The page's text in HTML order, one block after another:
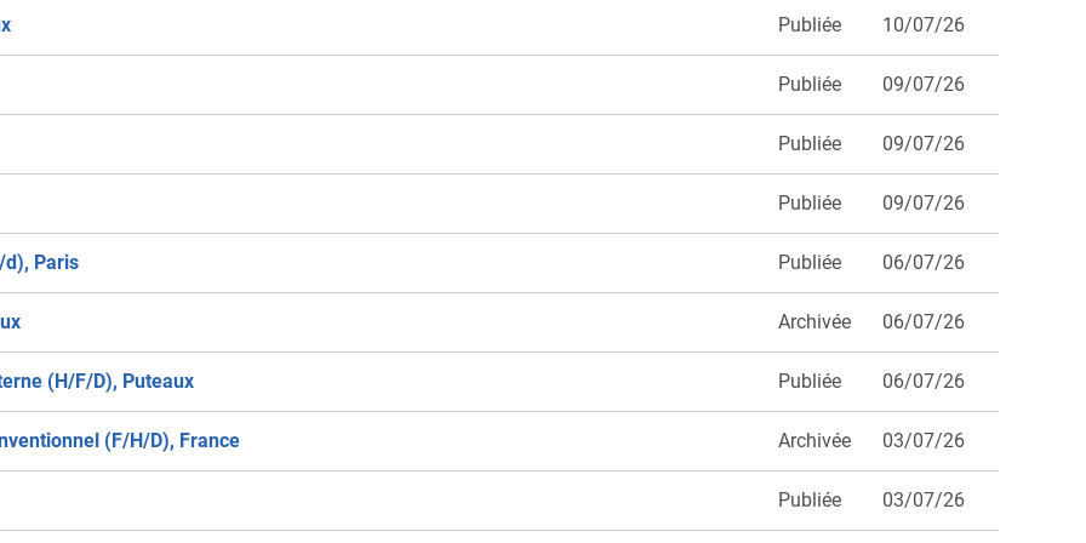
Publiée 10/07/26
Publiée 09/07/26
Publiée 09/07/26
Publiée 09/07/26
Paris Publiée 06/07/26
Archivée 06/07/26
(H/F/D), Puteaux Publiée 06/07/26
(F/H/D), France Archivée 03/07/26
Publiée 03/07/26